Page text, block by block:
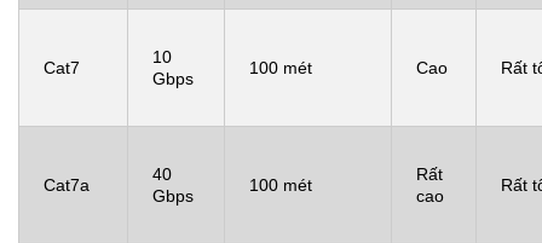
Cat7
10
Gbps
100 mét Cao Rất
Cat7a
40
Gbps
100 mét
Rất
cao
Rất